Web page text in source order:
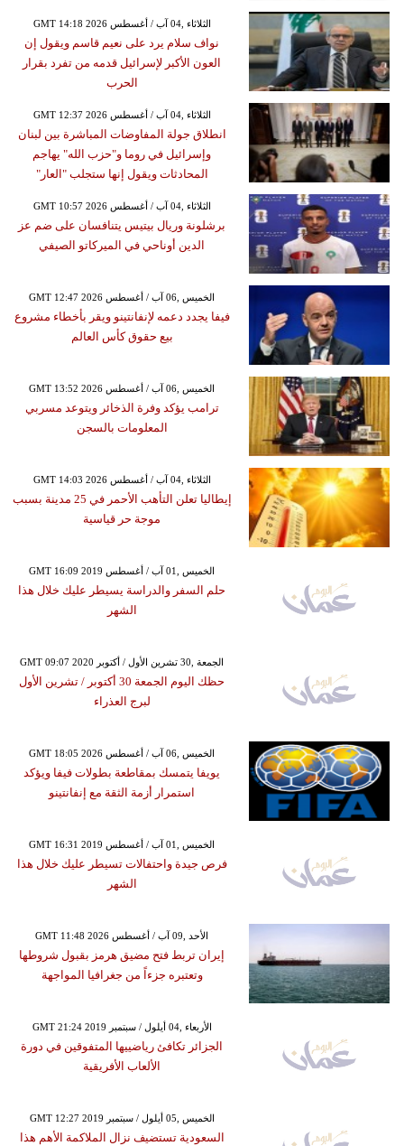
GMT 14:18 2026 الثلاثاء ,04 آب / أغسطس
نواف سلام يرد على نعيم قاسم ويقول إن
العون الأكبر لإسرائيل قدمه من تفرد بقرار
الحرب
GMT 12:37 2026 الثلاثاء ,04 آب / أغسطس
انطلاق جولة المفاوضات المباشرة بين لبنان
وإسرائيل في روما و"حزب الله" يهاجم
المحادثات ويقول إنها ستجلب "العار"
GMT 10:57 2026 الثلاثاء ,04 آب / أغسطس
برشلونة وريال بيتيس يتنافسان على ضم عز
الدين أوناحي في الميركاتو الصيفي
GMT 12:47 2026 الخميس ,06 آب / أغسطس
فيفا يجدد دعمه لإنفانتينو ويقر بأخطاء مشروع
بيع حقوق كأس العالم
GMT 13:52 2026 الخميس ,06 آب / أغسطس
ترامب يؤكد وفرة الذخائر ويتوعد مسربي
المعلومات بالسجن
GMT 14:03 2026 الثلاثاء ,04 آب / أغسطس
إيطاليا تعلن التأهب الأحمر في 25 مدينة بسبب
موجة حر قياسية
GMT 16:09 2019 الخميس ,01 آب / أغسطس
حلم السفر والدراسة يسيطر عليك خلال هذا
الشهر
GMT 09:07 2020 الجمعة ,30 تشرين الأول / أكتوبر
حظك اليوم الجمعة 30 أكتوبر / تشرين الأول
لبرج العذراء
GMT 18:05 2026 الخميس ,06 آب / أغسطس
يويفا يتمسك بمقاطعة بطولات فيفا ويؤكد
استمرار أزمة الثقة مع إنفانتينو
GMT 16:31 2019 الخميس ,01 آب / أغسطس
فرص جيدة واحتفالات تسيطر عليك خلال هذا
الشهر
GMT 11:48 2026 الأحد ,09 آب / أغسطس
إيران تربط فتح مضيق هرمز بقبول شروطها
وتعتبره جزءاً من جغرافيا المواجهة
GMT 21:24 2019 الأربعاء ,04 أيلول / سبتمبر
الجزائر تكافئ رياضييها المتفوقين في دورة
الألعاب الأفريقية
GMT 12:27 2019 الخميس ,05 أيلول / سبتمبر
السعودية تستضيف نزال الملاكمة الأهم هذا